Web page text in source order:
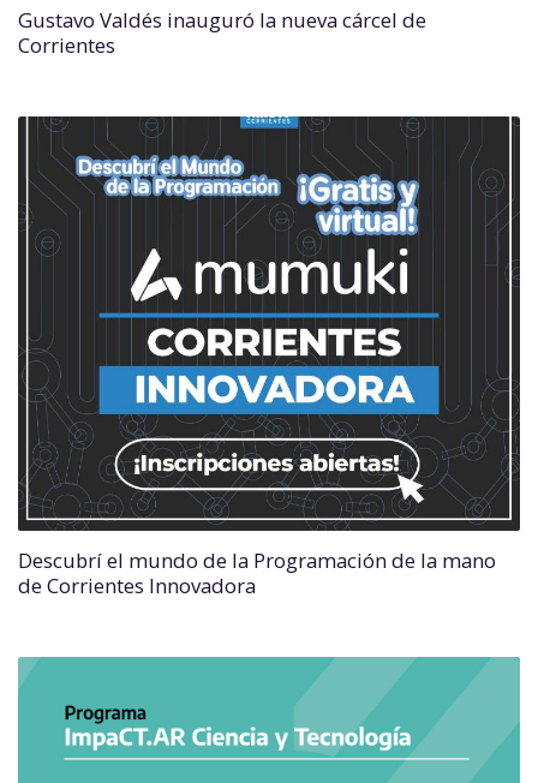
Gustavo Valdés inauguró la nueva cárcel de
Corrientes
Descubrí el mundo de la Programación de la mano
de Corrientes Innovadora